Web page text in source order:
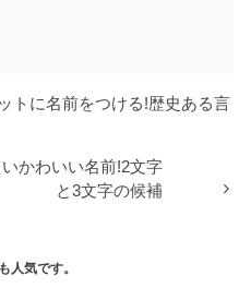
トに名前をつける!歴史ある言
かわいい名前!2文字
と3文字の候補
人気です。